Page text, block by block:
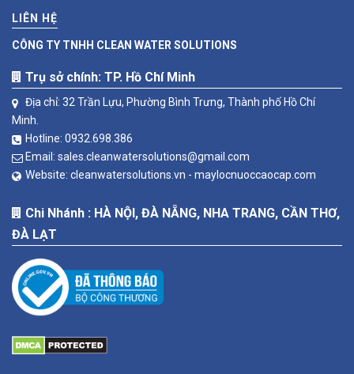
LIÊN HỆ
CÔNG TY TNHH CLEAN WATER SOLUTIONS
Trụ sở chính: TP. Hồ Chí Minh
Địa chỉ: 32 Trần Lựu, Phường Bình Trưng, Thành phố Hồ Chí
Minh.
Hotline: 0932.698.386
Email: sales.cleanwatersolutions@gmail.com
Website: cleanwatersolutions.vn - maylocnuoccaocap.com
Chi Nhánh : HÀ NỘI, ĐÀ NẴNG, NHA TRANG, CẦN THƠ,
ĐÀ LẠT